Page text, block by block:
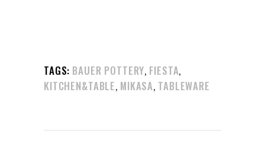
TAGS: BAUER POTTERY, FIESTA,
KITCHEN&TABLE, MIKASA, TABLEWARE